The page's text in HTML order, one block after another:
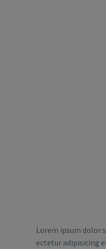
Lorem ipsum dolor
ectetur adipisicing